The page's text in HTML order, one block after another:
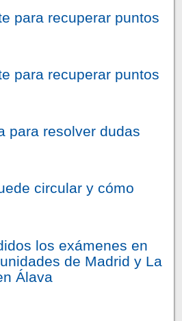
para recuperar puntos
para recuperar puntos
para resolver dudas
circular y cómo
los exámenes en
de Madrid y La
Álava